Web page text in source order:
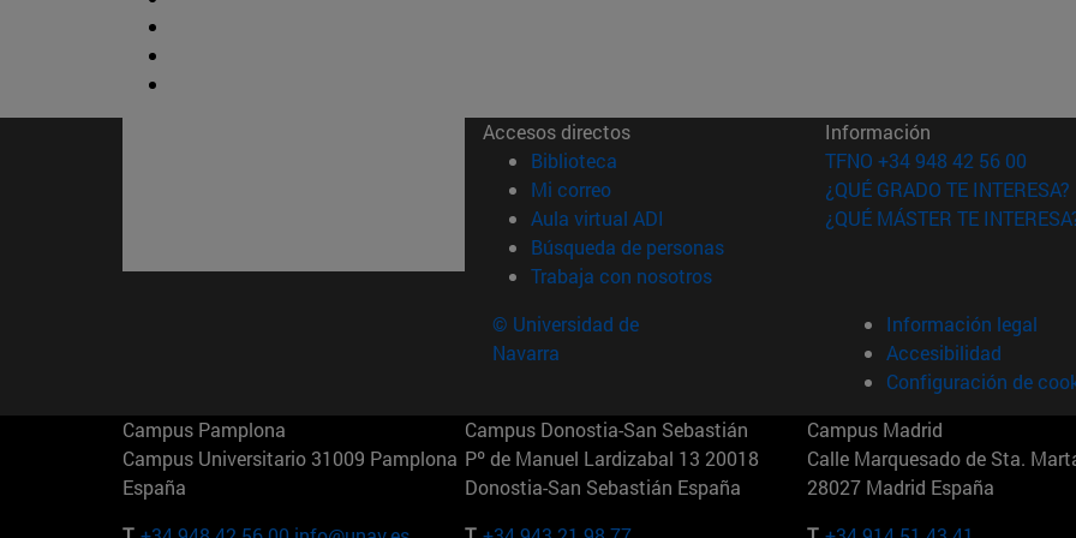
Accesos directos
Biblioteca (abre en nueva ventana)
Mi correo(abre en nueva ventana)
Aula virtual ADI (abre en nueva ventana)
Búsqueda de personas(abre en nueva ventana)
Trabaja con nosotros(abre en nueva ventana)
Información
TFNO +34 948 42 56 00
¿QUÉ GRADO TE INTERESA?
¿QUÉ MÁSTER TE
© Universidad de
Navarra
Información legal
Accesibilidad
Configuración de
Campus Pamplona
Campus Universitario 31009 Pamplona
España
Campus Donostia-San Sebastián
Pº de Manuel Lardizabal 13 20018
Donostia-San Sebastián España
Campus Madrid
Calle Marquesado de Sta.
28027 Madrid España